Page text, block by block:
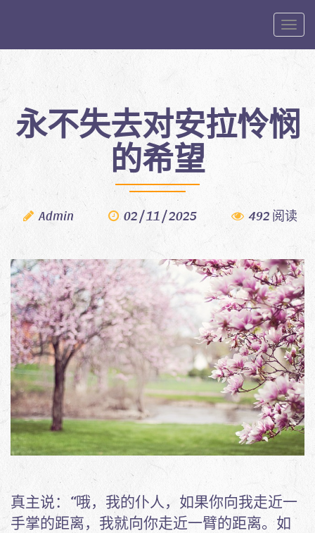
永不失去对安拉怜悯
的希望
Admin 02 / 11 / 2025 492 阅读
​真主说：“哦，我的仆人，如果你向我走近一
手掌的距离，我就向你走近一臂的距离。如